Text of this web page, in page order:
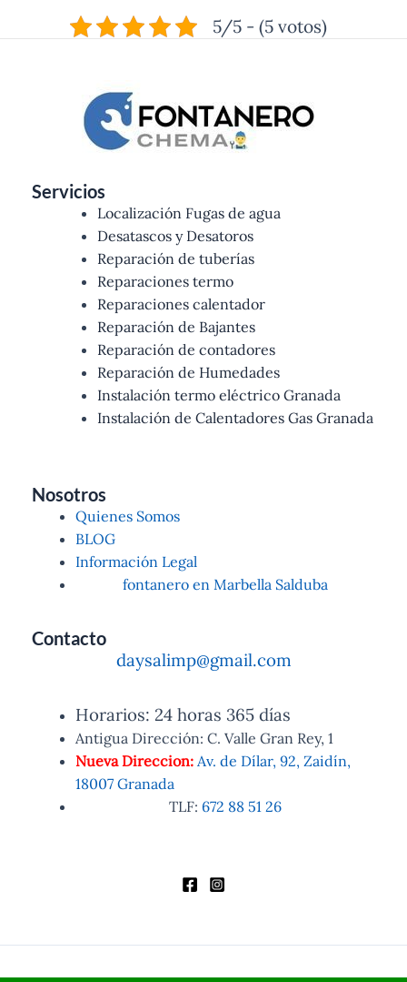
5/5 - (5 votos)
Servicios
Localización Fugas de agua
Desatascos y Desatoros
Reparación de tuberías
Reparaciones termo
Reparaciones calentador
Reparación de Bajantes
Reparación de contadores
Reparación de Humedades
Instalación termo eléctrico Granada
Instalación de Calentadores Gas Granada
Nosotros
Quienes Somos
BLOG
Información Legal
fontanero en Marbella Salduba
Contacto
daysalimp@gmail.com
Horarios: 24 horas 365 días
Antigua Dirección: C. Valle Gran Rey, 1
Nueva Direccion: Av. de Dílar, 92, Zaidín,
18007 Granada
TLF: 672 88 51 26